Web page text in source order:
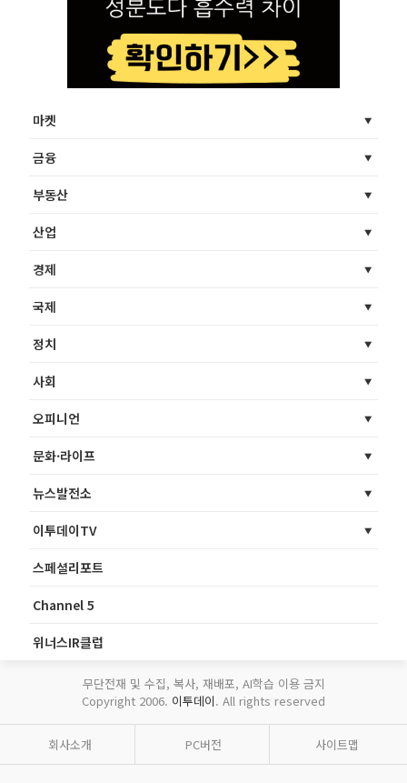
마켓
금융
부동산
산업
경제
국제
정치
사회
오피니언
문화·라이프
뉴스발전소
이투데이TV
스페셜리포트
Channel 5
위너스IR클럽
무단전재 및 수집, 복사, 재배포, AI학습 이용 금지
Copyright 2006. 이투데이. All rights reserved
회사소개 PC버전 사이트맵